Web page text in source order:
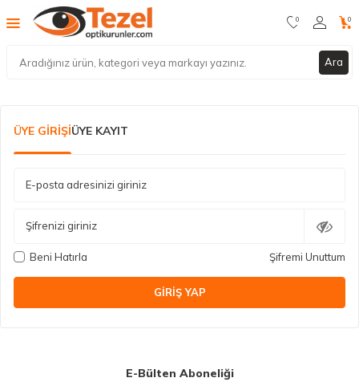
Ara
0 0
ÜYE GIRIŞIÜYE KAYIT
E-posta adresinizi giriniz
Şifrenizi giriniz
Beni Hatırla Şifremi Unuttum
GIRIŞ YAP
E-Bülten Aboneliği